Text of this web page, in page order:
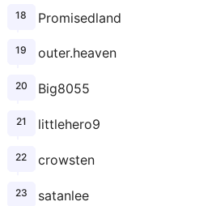
Promisedland
outer.heaven
Big8055
littlehero9
crowsten
satanlee